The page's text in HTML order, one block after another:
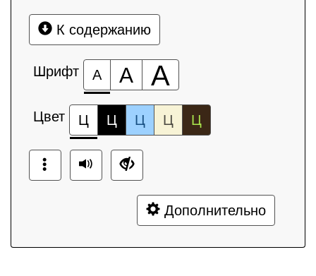
К содержанию
Шрифт А А А
Цвет Ц Ц Ц Ц Ц
Дополнительно